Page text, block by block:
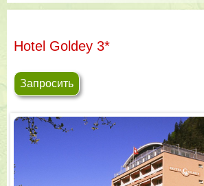
Hotel Goldey 3*
Запросить